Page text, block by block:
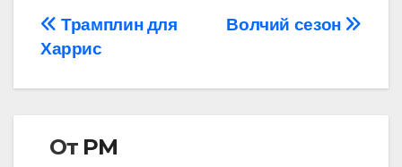
Навигация
по
Волчий сезон
Трамплин для
Харрис
От РМ